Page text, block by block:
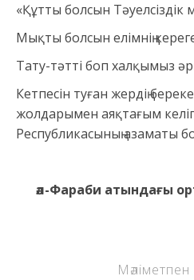
«Құтты болсын Тәуелсіздік
Мықты болсын елімнің
Тату-тәтті боп халқымыз
Кетпесін туған жердің
жолдарымен аяқтағым
Республикасының азаматы
әл-Фараби атындағы
Мәліметпен